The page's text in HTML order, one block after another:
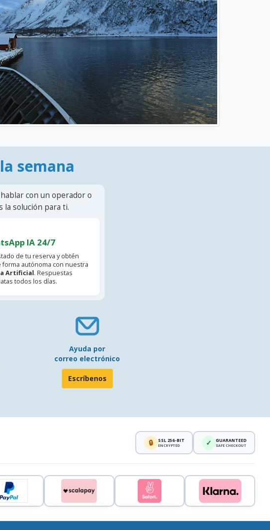
semana
con un operador o
la solución para ti.
IA 24/7
de tu reserva y obtén
autónoma con nuestra
Artificial. Respuestas
todos los días.
Ayuda por
correo electrónico
Escríbenos
🔒 SSL 256-BIT
ENCRYPTED ✓ GUARANTEED
SAFE CHECKOUT